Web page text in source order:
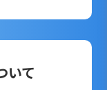
いて